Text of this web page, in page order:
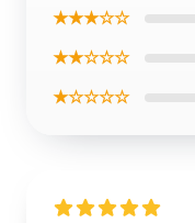
★★★☆☆
★★☆☆☆
★☆☆☆☆